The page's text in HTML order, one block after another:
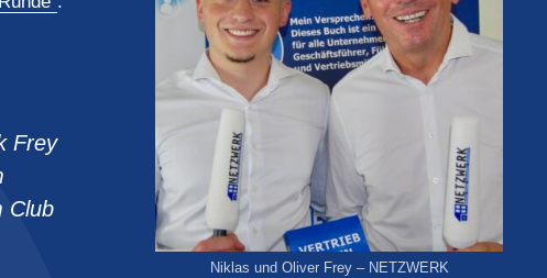
Frey
Club
Niklas und Oliver Frey – NETZWERK